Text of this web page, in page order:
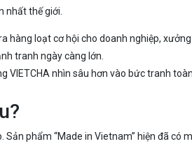
nhất thế giới.
hàng loạt cơ hội cho doanh nghiệp,
tranh ngày càng lớn.
VIETCHA nhìn sâu hơn vào bức tranh
phẩm “Made in Vietnam” hiện đã có